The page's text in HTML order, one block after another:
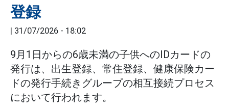
登録
| 31/07/2026 - 18:02
9月1日からの6歳未満の子供へのIDカードの
発行は、出生登録、常住登録、健康保険カー
ドの発行手続きグループの相互接続プロセス
において行われます。